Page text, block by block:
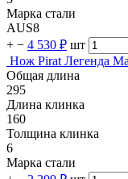
Марка стали
AUS8
+ − 4 530 ₽ шт
Нож Pirat Легенда
Общая длина
295
Длина клинка
160
Толщина клинка
6
Марка стали